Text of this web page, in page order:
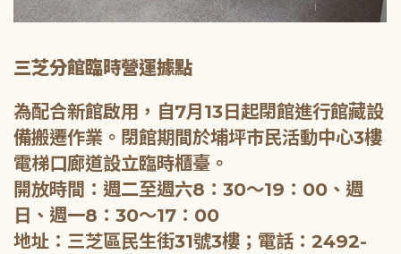
三芝分館臨時營運據點
為配合新館啟用，自7月13日起閉館進行館藏設
備搬遷作業。閉館期間於埔坪市民活動中心3樓
電梯口廊道設立臨時櫃臺。
開放時間：週二至週六8：30～19：00、週
日、週一8：30～17：00
地址：三芝區民生街31號3樓；電話：2492-